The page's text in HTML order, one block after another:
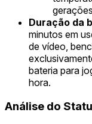
Duração da
minutos em
de vídeo,
bateria para
hora.
Análise do